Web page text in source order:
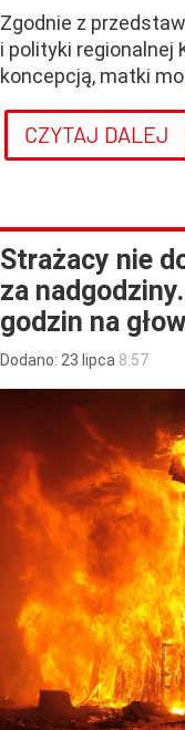
Zgodnie z
i polityki regionalnej
koncepcją, matki
CZYTAJ DALEJ
Strażacy nie
za
godzin na
Dodano: 23 lipca 8:57